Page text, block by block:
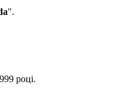
".
році.